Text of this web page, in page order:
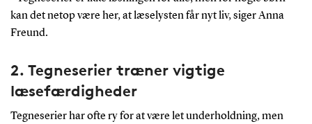
kan det netop være her, at læselysten får nyt liv, siger Anna
Freund.
2. Tegneserier træner vigtige
læsefærdigheder
Tegneserier har ofte ry for at være let underholdning, men